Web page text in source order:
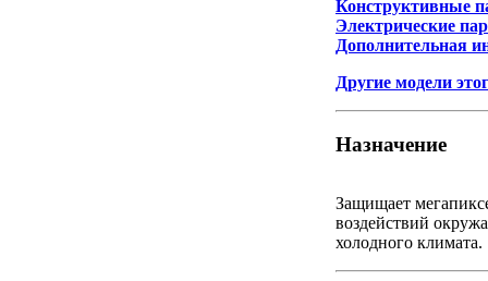
Конструктивные
Электрические
Дополнительная
Другие модели
Назначение
Защищает
воздействий
холодного климата.